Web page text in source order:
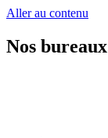
Aller au contenu
Nos